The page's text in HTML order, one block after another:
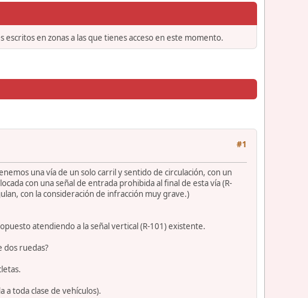
en zonas a las que tienes acceso en este momento.
#1
una vía de un solo carril y sentido de circulación, con un
con una señal de entrada prohibida al final de esta vía (R-
con la consideración de infracción muy grave.)
atendiendo a la señal vertical (R-101) existente.
dos ruedas?
a toda clase de vehículos).